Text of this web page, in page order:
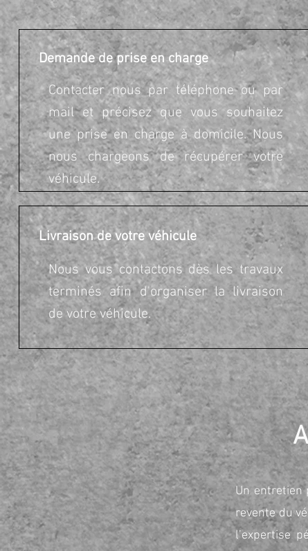
Demande de prise en charge
Contacter nous par téléphone ou par
mail et précisez que vous souhaitez
une prise en charge à domicile. Nous
nous chargeons de récupérer votre
véhicule.
Livraison de votre véhicule
Nous vous contactons dès les travaux
terminés afin d'organiser la livraison
de votre véhicule.
Un entretien
revente du
l’expertise